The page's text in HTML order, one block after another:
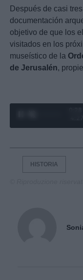
Después de casi
documentación
objetivo de que los
visitados en los
museístico de la
de Jerusalén,
HISTORIA